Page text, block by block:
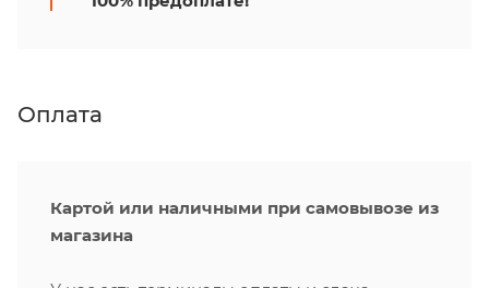
Оплата
Картой или наличными при самовывозе из
магазина